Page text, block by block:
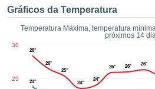
por
para
que as
a este
opções:
Gráficos da Temperatura
Temperatura Máxima, temperatura
próximos 14
25
30
28°
26°
25°
24°
24°
26° 26°
26°
24°